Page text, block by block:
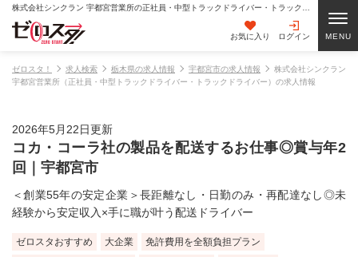
お気に入り ログイン
ゼロスタ！ 求人検索 栃木県の求人情報 宇都宮市の求人情報
株式会社シンクラン
宇都宮営業所（正社員・中型トラックドライバー・トラックドライバー）の求人情報
2026年5月22日更新
コカ・コーラ社の製品を配送するお仕事◎賞与年2
回｜宇都宮市
＜創業55年の安定企業＞長距離なし・日勤のみ・再配達なし◎未
経験から安定収入×手に職が叶う配送ドライバー
ゼロスタおすすめ 大企業
免許費用を全額負担プラン